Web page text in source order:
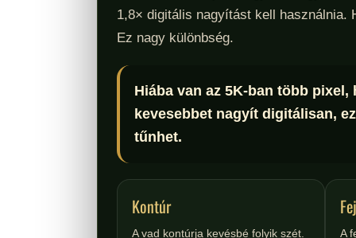
1,8× digitális nagyítást kell használnia.
Ez nagy különbség.
Hiába van az 5K-ban több pixel,
kevesebbet nagyít digitálisan,
tűnhet.
Kontúr
A vad kontúrja kevésbé folyik szét. A